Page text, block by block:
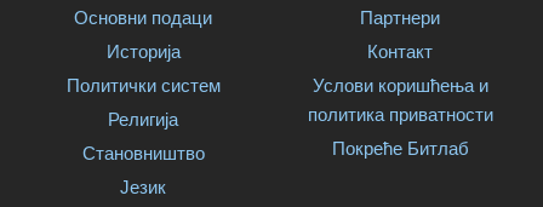
Основни подаци
Историја
Политички систем
Религија
Становништво
Језик
Партнери
Контакт
Услови коришћења и
политика приватности
Покреће Битлаб